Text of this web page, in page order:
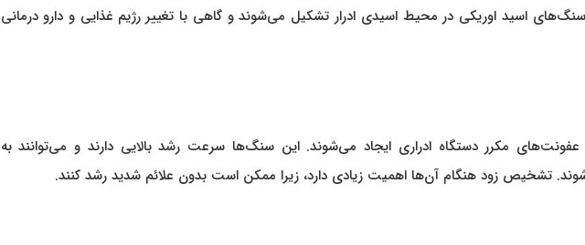
اسید اوریکی در محیط اسیدی ادرار تشکیل می‌شوند و گاهی با تغییر رژیم غذایی و دارو درمانی
عفونت‌های مکرر دستگاه ادراری ایجاد می‌شوند. این سنگ‌ها سرعت رشد بالایی دارند و می‌توانند به
تشخیص زود هنگام آن‌ها اهمیت زیادی دارد، زیرا ممکن است بدون علائم شدید رشد کنند.